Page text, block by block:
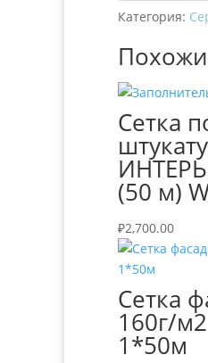
Категория:
Сетка
(50 м)
₽2,700.00
Сетка
160г/
1*50м